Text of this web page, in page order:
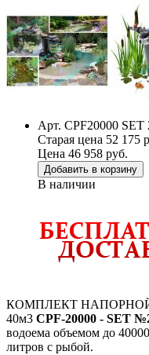
Арт. CPF20000 SET
Старая цена 52 175
Цена 46 958 руб.
Добавить в корзину
В наличии
КОМПЛЕКТ
40м3 CPF-20000 - SET
водоема объемом до
литров с рыбой.